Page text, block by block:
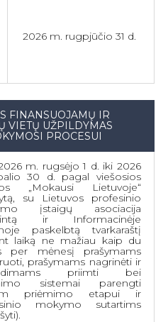
2026 m. rugpjūčio 31 d.
FINANSUOJAMŲ IR
VIETŲ UŽPILDYMAS
PROCESUI
m. rugsėjo 1 d. iki 2026
30 d. pagal viešosios
„Mokausi Lietuvoje“
su Lietuvos profesinio
įstaigų asociacija
ir Informacinėje
paskelbtą tvarkaraštį
laiką ne mažiau kaip du
per mėnesį prašymams
prašymams nagrinėti ir
priimti bei
sistemai parengti
priėmimo etapui ir
mokymo sutartims